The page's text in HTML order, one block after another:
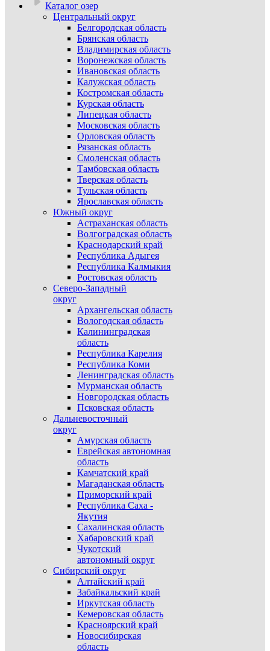
Каталог озер
Центральный округ
Белгородская область
Брянская область
Владимирская область
Воронежская область
Ивановская область
Калужская область
Костромская область
Курская область
Липецкая область
Московская область
Орловская область
Рязанская область
Смоленская область
Тамбовская область
Тверская область
Тульская область
Ярославская область
Южный округ
Астраханская область
Волгоградская область
Краснодарский край
Республика Адыгея
Республика Калмыкия
Ростовская область
Северо-Западный
округ
Архангельская область
Вологодская область
Калининградская
область
Республика Карелия
Республика Коми
Ленинградская область
Мурманская область
Новгородская область
Псковская область
Дальневосточный
округ
Амурская область
Еврейская автономная
область
Камчатский край
Магаданская область
Приморский край
Республика Саха -
Якутия
Сахалинская область
Хабаровский край
Чукотский
автономный округ
Сибирский округ
Алтайский край
Забайкальский край
Иркутская область
Кемеровская область
Красноярский край
Новосибирская
область